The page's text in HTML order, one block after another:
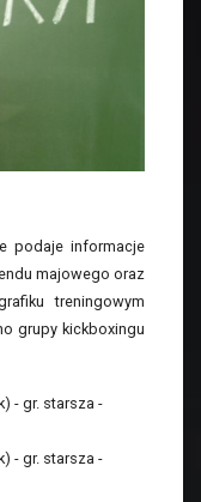
podaje informacje
majowego oraz
treningowym
grupy kickboxingu
- gr. starsza -
- gr. starsza -